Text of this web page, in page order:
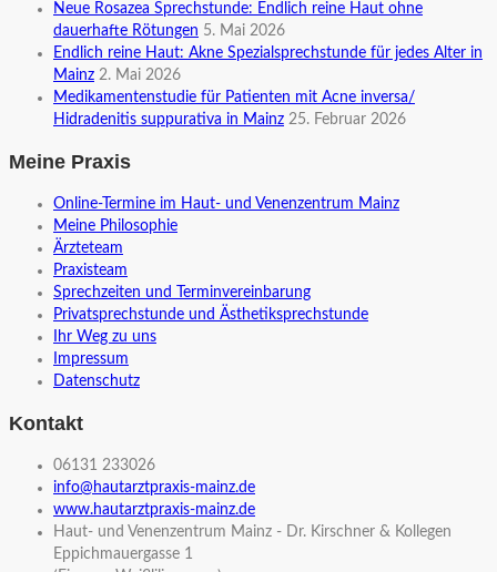
Neue Rosazea Sprechstunde: Endlich reine Haut ohne
dauerhafte Rötungen 5. Mai 2026
Endlich reine Haut: Akne Spezialsprechstunde für jedes Alter in
Mainz 2. Mai 2026
Medikamentenstudie für Patienten mit Acne inversa/
Hidradenitis suppurativa in Mainz 25. Februar 2026
Meine Praxis
Online-Termine im Haut- und Venenzentrum Mainz
Meine Philosophie
Ärzteteam
Praxisteam
Sprechzeiten und Terminvereinbarung
Privatsprechstunde und Ästhetiksprechstunde
Ihr Weg zu uns
Impressum
Datenschutz
Kontakt
06131 233026
info@hautarztpraxis-mainz.de
www.hautarztpraxis-mainz.de
Haut- und Venenzentrum Mainz - Dr. Kirschner & Kollegen
Eppichmauergasse 1